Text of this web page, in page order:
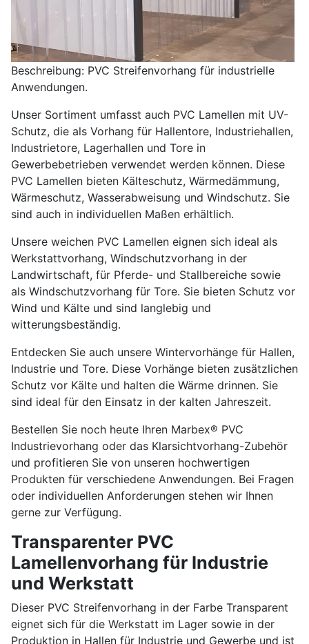
Beschreibung: PVC Streifenvorhang für industrielle
Anwendungen.
Unser Sortiment umfasst auch PVC Lamellen mit UV-
Schutz, die als Vorhang für Hallentore, Industriehallen,
Industrietore, Lagerhallen und Tore in
Gewerbebetrieben verwendet werden können. Diese
PVC Lamellen bieten Kälteschutz, Wärmedämmung,
Wärmeschutz, Wasserabweisung und Windschutz. Sie
sind auch in individuellen Maßen erhältlich.
Unsere weichen PVC Lamellen eignen sich ideal als
Werkstattvorhang, Windschutzvorhang in der
Landwirtschaft, für Pferde- und Stallbereiche sowie
als Windschutzvorhang für Tore. Sie bieten Schutz vor
Wind und Kälte und sind langlebig und
witterungsbeständig.
Entdecken Sie auch unsere Wintervorhänge für Hallen,
Industrie und Tore. Diese Vorhänge bieten zusätzlichen
Schutz vor Kälte und halten die Wärme drinnen. Sie
sind ideal für den Einsatz in der kalten Jahreszeit.
Bestellen Sie noch heute Ihren Marbex® PVC
Industrievorhang oder das Klarsichtvorhang-Zubehör
und profitieren Sie von unseren hochwertigen
Produkten für verschiedene Anwendungen. Bei Fragen
oder individuellen Anforderungen stehen wir Ihnen
gerne zur Verfügung.
Transparenter PVC
Lamellenvorhang für Industrie
und Werkstatt
Dieser PVC Streifenvorhang in der Farbe Transparent
eignet sich für die Werkstatt im Lager sowie in der
Produktion in Hallen für Industrie und Gewerbe und ist